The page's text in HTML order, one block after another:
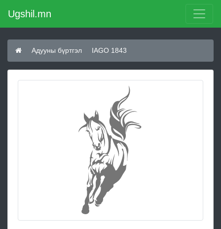
Ugshil.mn
Адууны бүртгэл IAGO 1843